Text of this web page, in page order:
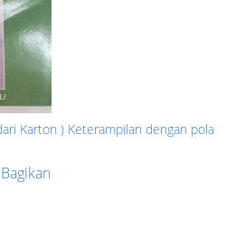
Karton ) Keterampilan dengan pola
Bagikan